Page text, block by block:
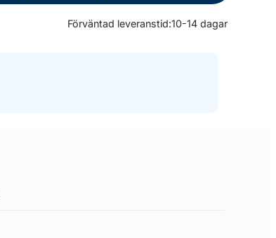
Förväntad leveranstid:10-14 dagar